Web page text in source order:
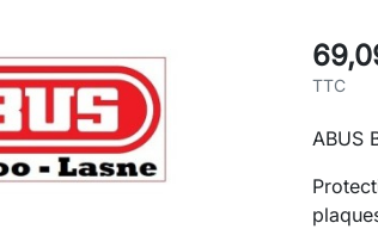
TTC
ABUS